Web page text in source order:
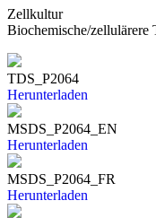
Zellkultur
Biochemische/zellulärere
TDS_P2064
Herunterladen
MSDS_P2064_EN
Herunterladen
MSDS_P2064_FR
Herunterladen